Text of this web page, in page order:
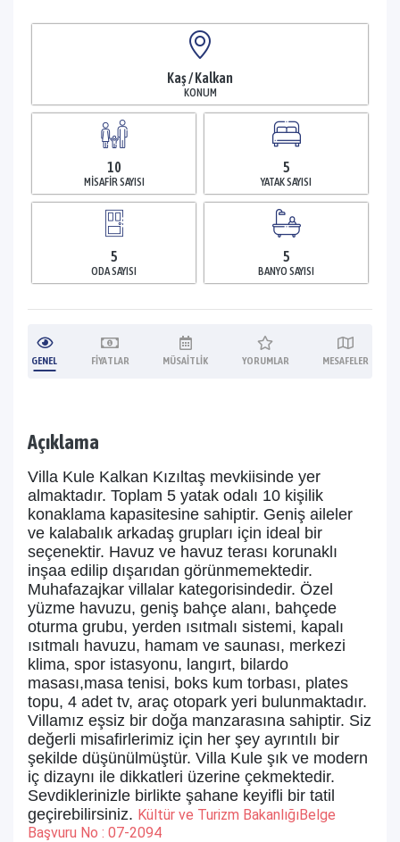
Kaş / Kalkan
KONUM
10
MISAFIR SAYISI
5
YATAK SAYISI
5
ODA SAYISI
5
BANYO SAYISI
GENEL FIYATLAR MÜSAITLIK YORUMLAR MESAFELER
Açıklama
Villa Kule Kalkan Kızıltaş mevkiisinde yer
almaktadır. Toplam 5 yatak odalı 10 kişilik
konaklama kapasitesine sahiptir. Geniş aileler
ve kalabalık arkadaş grupları için ideal bir
seçenektir. Havuz ve havuz terası korunaklı
inşaa edilip dışarıdan görünmemektedir.
Muhafazajkar villalar kategorisindedir. Özel
yüzme havuzu, geniş bahçe alanı, bahçede
oturma grubu, yerden ısıtmalı sistemi, kapalı
ısıtmalı havuzu, hamam ve saunası, merkezi
klima, spor istasyonu, langırt, bilardo
masası,masa tenisi, boks kum torbası, plates
topu, 4 adet tv, araç otopark yeri bulunmaktadır.
Villamız eşsiz bir doğa manzarasına sahiptir. Siz
değerli misafirlerimiz için her şey ayrıntılı bir
şekilde düşünülmüştür. Villa Kule şık ve modern
iç dizaynı ile dikkatleri üzerine çekmektedir.
Sevdiklerinizle birlikte şahane keyifli bir tatil
geçirebilirsiniz. Kültür ve Turizm BakanlığıBelge
Başvuru No : 07-2094